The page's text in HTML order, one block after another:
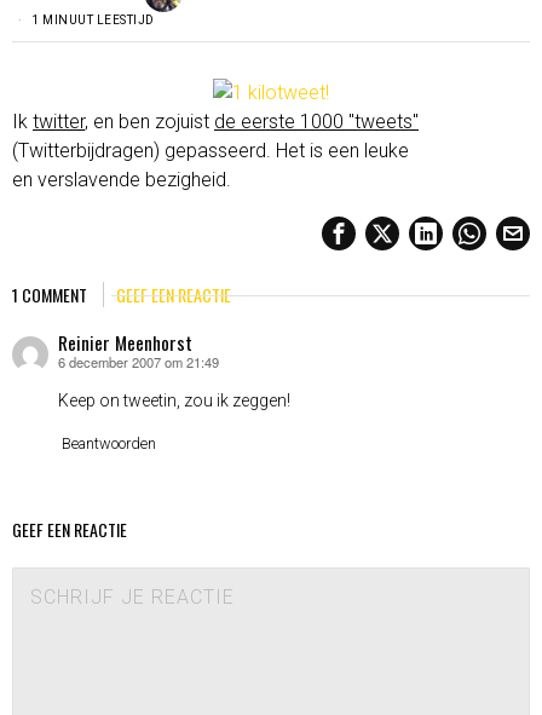
1 MINUUT LEESTIJD
Ik twitter, en ben zojuist de eerste 1000 "tweets"
(Twitterbijdragen) gepasseerd. Het is een leuke
en verslavende bezigheid.
1 COMMENT GEEF EEN REACTIE
Reinier Meenhorst
schreef:
6 december 2007 om 21:49
Keep on tweetin, zou ik zeggen!
Beantwoorden
GEEF EEN REACTIE